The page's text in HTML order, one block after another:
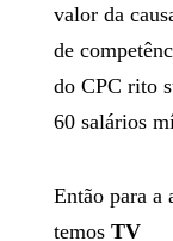
valor da
de
do CPC rito
60 salários
Então para a
temos TV